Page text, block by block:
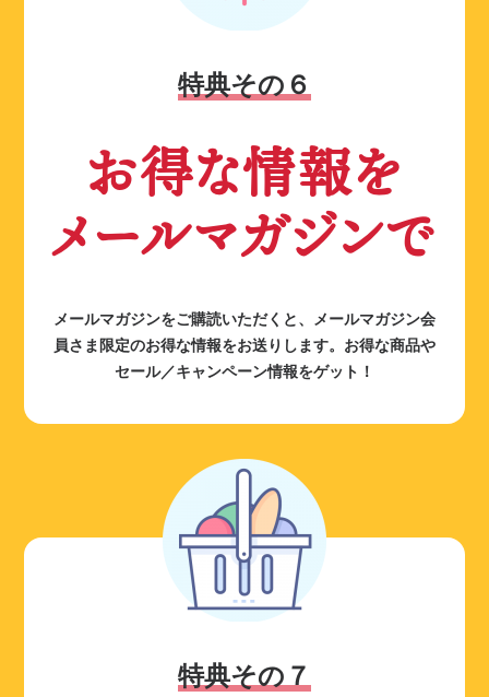
特典その６
お得な情報を
メールマガジンで
メールマガジンをご購読いただくと、メールマガジン会
員さま限定のお得な情報をお送りします。お得な商品や
セール／キャンペーン情報をゲット！
特典その７